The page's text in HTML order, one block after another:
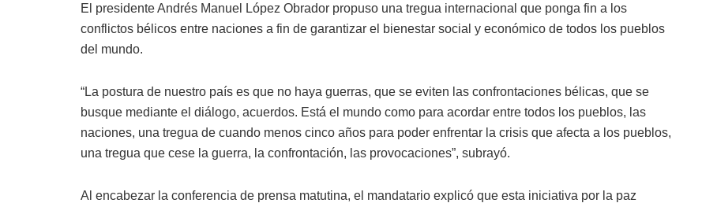
El presidente Andrés Manuel López Obrador propuso una tregua internacional que ponga fin a los
conflictos bélicos entre naciones a fin de garantizar el bienestar social y económico de todos los pueblos
del mundo.
“La postura de nuestro país es que no haya guerras, que se eviten las confrontaciones bélicas, que se
busque mediante el diálogo, acuerdos. Está el mundo como para acordar entre todos los pueblos, las
naciones, una tregua de cuando menos cinco años para poder enfrentar la crisis que afecta a los pueblos,
una tregua que cese la guerra, la confrontación, las provocaciones”, subrayó.
Al encabezar la conferencia de prensa matutina, el mandatario explicó que esta iniciativa por la paz